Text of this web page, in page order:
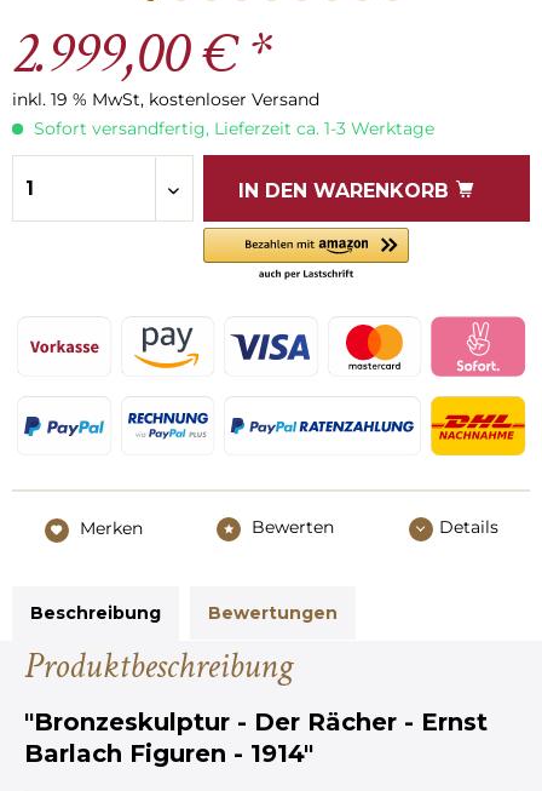
2.999,00 € *
inkl. 19 % MwSt, kostenloser Versand
Sofort versandfertig, Lieferzeit ca. 1-3 Werktage
IN DEN WARENKORB
Merken Bewerten Details
Beschreibung Bewertungen
Produktbeschreibung
"Bronzeskulptur - Der Rächer - Ernst
Barlach Figuren - 1914"